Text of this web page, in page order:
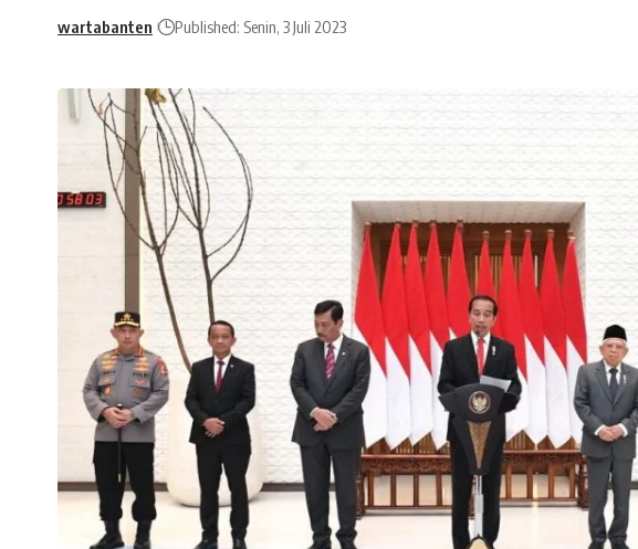
wartabanten Published: Senin, 3 Juli 2023